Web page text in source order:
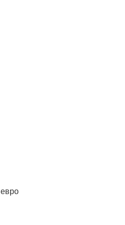
евро